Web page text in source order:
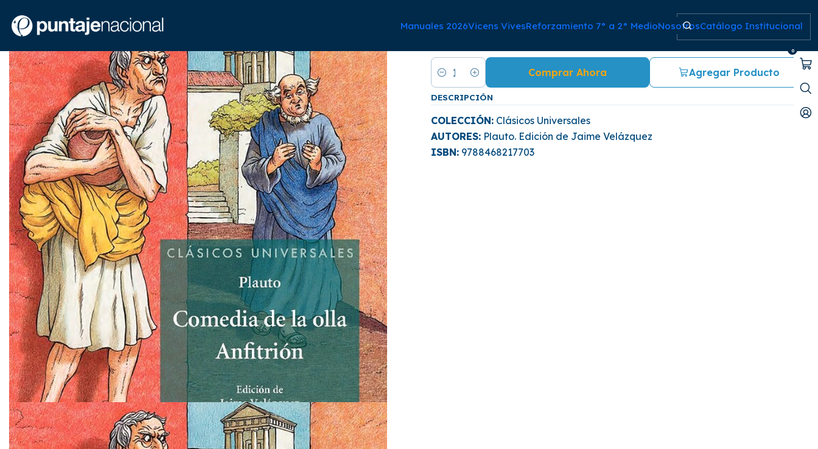
Manuales 2026Vicens VivesReforzamiento 7° a 2° MedioNosotrosCatálogo Institucional
0
|
COMEDIA DE LA OLLA. ANFITRIÓN
Cantidad
Agregar Producto
Comprar Ahora
DESCRIPCIÓN
COLECCIÓN: Clásicos Universales
AUTORES: Plauto. Edición de Jaime Velázquez
ISBN: 9788468217703